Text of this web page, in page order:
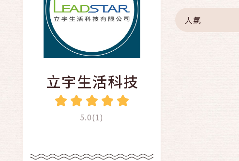
立宇生活科技
5.0(1)
人氣